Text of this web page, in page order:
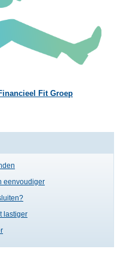
Fit Groep
eenvoudiger
lastiger